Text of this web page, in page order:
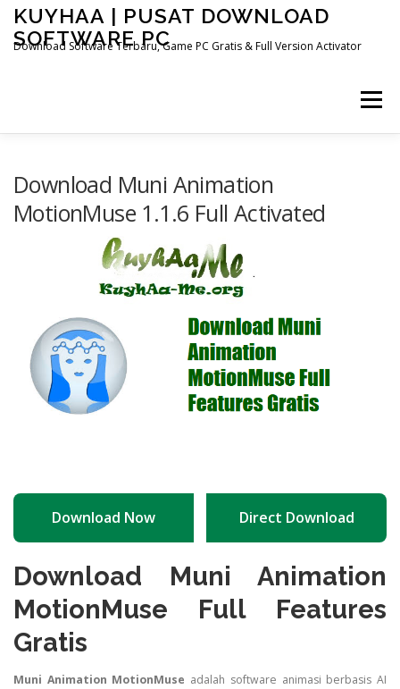
Skip
content
KUYHAA | PUSAT DOWNLOAD
SOFTWARE PC
Download Software Terbaru, Game PC Gratis & Full Version Activator
Menu
OTHER PAGES
Download Muni Animation
MotionMuse 1.1.6 Full Activated
Download Now Direct Download
Download Muni Animation
MotionMuse Full Features
Gratis
Muni Animation MotionMuse adalah software animasi berbasisAI